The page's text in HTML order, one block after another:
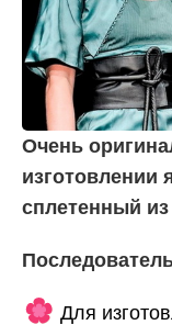
Очень
изготовлении
сплетенный
Для